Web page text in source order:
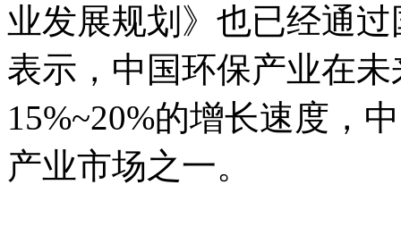
业发展规划》也已经通
表示，中国环保产业在
15%~20%的增长速度，
产业市场之一。